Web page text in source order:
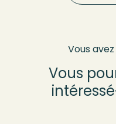
Vous
Vous